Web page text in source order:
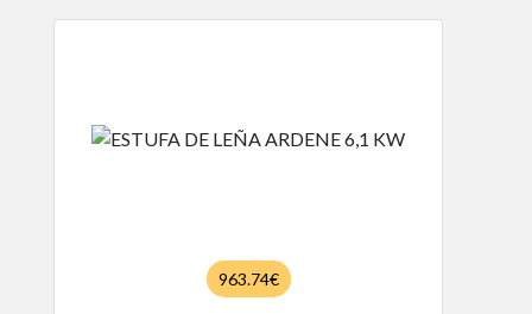
963.74€